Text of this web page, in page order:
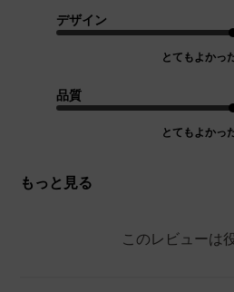
デザイン
とてもよかっ
品質
とてもよかっ
もっと見る
このレビューは